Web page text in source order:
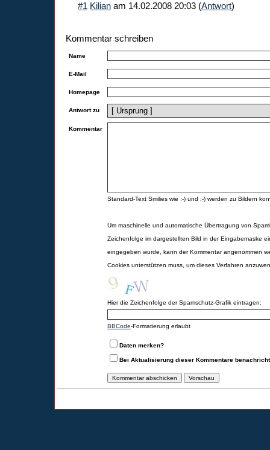
#1 Kilian am 14.02.2008 20:03 (Antwort)
Kommentar schreiben
Name
E-Mail
Homepage
Antwort zu
Kommentar
Standard-Text Smilies wie :-) und ;-) werden zu Bildern
Um maschinelle und automatische Übertragung von
Zeichenfolge im dargestellten Bild in der Eingabemaske
eingegeben wurde, kann der Kommentar angenommen
Cookies unterstützen muss, um dieses Verfahren
Hier die Zeichenfolge der Spamschutz-Grafik eintragen:
BBCode-Formatierung erlaubt
Daten merken?
Bei Aktualisierung dieser Kommentare